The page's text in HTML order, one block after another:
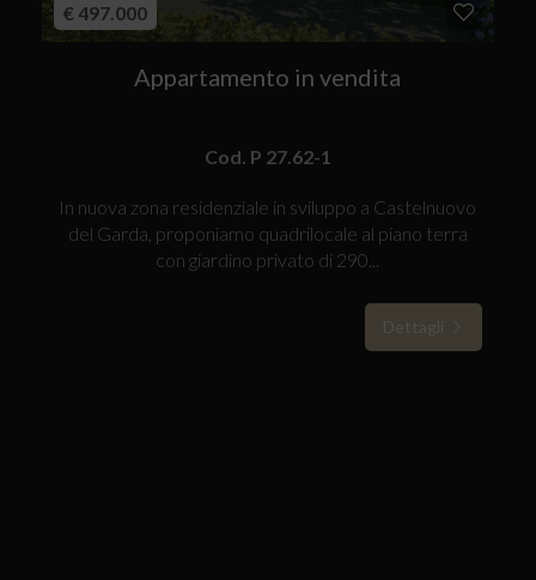
€ 497.000
Appartamento in vendita
Cod. P 27.62-1
In nuova zona residenziale in sviluppo a Castelnuovo
del Garda, proponiamo quadrilocale al piano terra
con giardino privato di 290...
Dettagli